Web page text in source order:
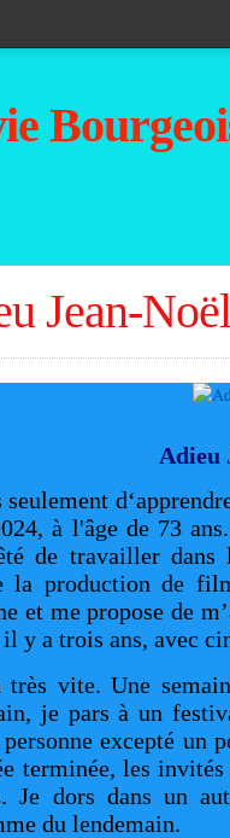
Jean-
Adieu
seulement
à l'âge de 73
de travailler dans
la production de
et me propose de
il y a trois ans, avec
très vite. Une
je pars à un
excepté un
terminée, les
Je dors dans un
du lendemain.